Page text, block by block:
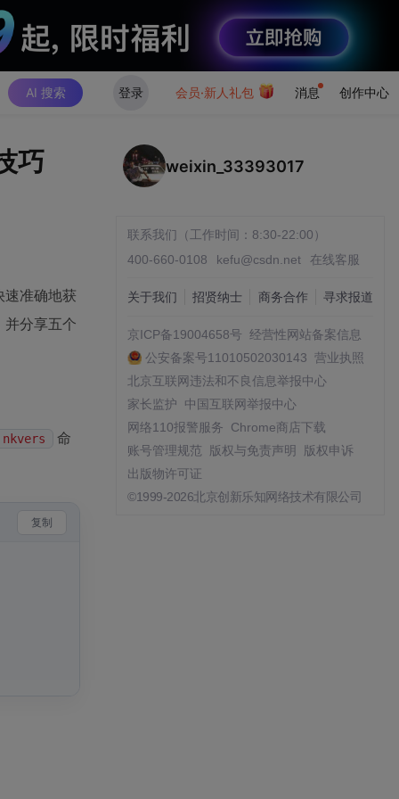
AI 搜索 登录 会员·新人礼包 消息 创作中心
巧
速准确地获
并分享五个
nkvers
命
复制
weixin_33393017
联系我们（工作时间：8:30-22:00）
400-660-0108
kefu@csdn.net 在线客服
关于我们 招贤纳士 商务合作 寻求报道
京ICP备19004658号 经营性网站备案信息
公安备案号11010502030143 营业执照
北京互联网违法和不良信息举报中心
家长监护
中国互联网举报中心
网络110报警服务
Chrome商店下载
账号管理规范
版权与免责声明
版权申诉
出版物许可证
©1999-2026北京创新乐知网络技术有限公司